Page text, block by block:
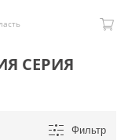
СЕРИЯ
Фильтр